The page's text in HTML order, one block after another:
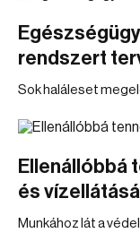
rendszert
Sok haláleset
Ellenállóbbá
és
Munkához lát a